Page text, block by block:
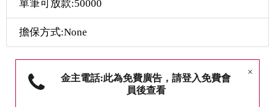
單筆可放款:50000
擔保方式:None
×
金主電話:此為免費廣告，請登入免費會
員後查看